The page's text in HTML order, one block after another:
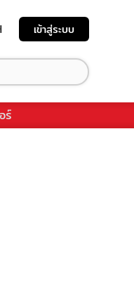
เข้าสู่ระบบ
ร์